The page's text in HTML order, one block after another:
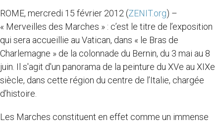
ROME, mercredi 15 février 2012 (ZENIT.org) –
« Merveilles des Marches » : c’est le titre de l’exposition
qui sera accueillie au Vatican, dans « le Bras de
Charlemagne » de la colonnade du Bernin, du 3 mai au 8
juin. Il s'agit d'un panorama de la peinture du XVe au XIXe
siècle, dans cette région du centre de l’Italie, chargée
d’histoire.
Les Marches constituent en effet comme un immense